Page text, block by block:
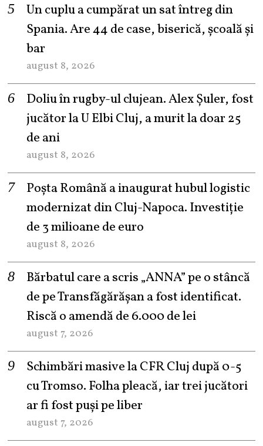
Un cuplu a cumpărat un sat întreg din
Spania. Are 44 de case, biserică, școală și
bar
august 8, 2026
Doliu în rugby-ul clujean. Alex Șuler, fost
jucător la U Elbi Cluj, a murit la doar 25
de ani
august 8, 2026
Poșta Română a inaugurat hubul logistic
modernizat din Cluj-Napoca. Investiție
de 3 milioane de euro
august 8, 2026
Bărbatul care a scris „ANNA” pe o stâncă
de pe Transfăgărășan a fost identificat.
Riscă o amendă de 6.000 de lei
august 7, 2026
Schimbări masive la CFR Cluj după 0-5
cu Tromso. Folha pleacă, iar trei jucători
ar fi fost puși pe liber
august 7, 2026